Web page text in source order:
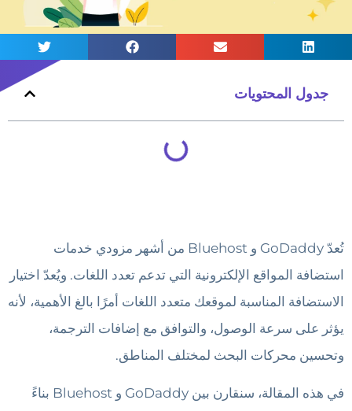
جدول المحتويات
تُعدّ GoDaddy و Bluehost من أشهر مزودي خدمات
استضافة المواقع الإلكترونية التي تدعم تعدد اللغات. ويُعدّ اختيار
الاستضافة المناسبة لموقعك متعدد اللغات أمرًا بالغ الأهمية، لأنه
يؤثر على سرعة الوصول، والتوافق مع إضافات الترجمة،
وتحسين محركات البحث لمختلف المناطق.
في هذه المقالة، سنقارن بين GoDaddy و Bluehost بناءً